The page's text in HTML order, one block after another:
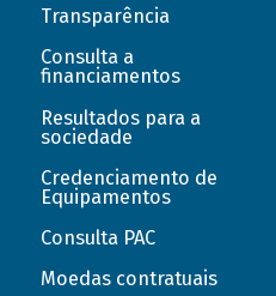
Transparência
Consulta a
financiamentos
Resultados para a
sociedade
Credenciamento de
Equipamentos
Consulta PAC
Moedas contratuais